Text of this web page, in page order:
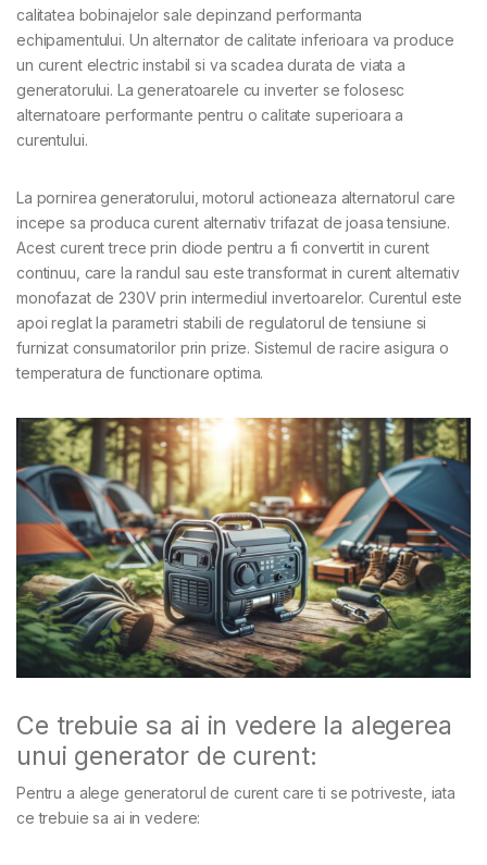
calitatea bobinajelor sale depinzand performanta
echipamentului. Un alternator de calitate inferioara va produce
un curent electric instabil si va scadea durata de viata a
generatorului. La generatoarele cu inverter se folosesc
alternatoare performante pentru o calitate superioara a
curentului.
La pornirea generatorului, motorul actioneaza alternatorul care
incepe sa produca curent alternativ trifazat de joasa tensiune.
Acest curent trece prin diode pentru a fi convertit in curent
continuu, care la randul sau este transformat in curent alternativ
monofazat de 230V prin intermediul invertoarelor. Curentul este
apoi reglat la parametri stabili de regulatorul de tensiune si
furnizat consumatorilor prin prize. Sistemul de racire asigura o
temperatura de functionare optima.
Ce trebuie sa ai in vedere la alegerea
unui generator de curent:
Pentru a alege generatorul de curent care ti se potriveste, iata
ce trebuie sa ai in vedere: